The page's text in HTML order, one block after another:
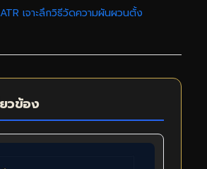
เจาะลึกวิธีวัดความผันผวนตั้ง
วข้อง